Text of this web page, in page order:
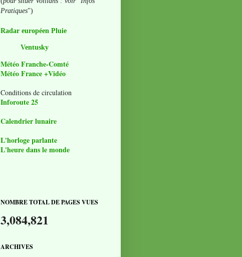
Pratiques")
Radar européen Pluie
Ventusky
Météo Franche-Comté
Météo France +Vidéo
Conditions de circulation
Inforoute 25
Calendrier lunaire
L'horloge parlante
L'heure dans le monde
NOMBRE TOTAL DE PAGES VUES
3,084,821
ARCHIVES